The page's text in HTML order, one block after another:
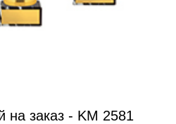
на заказ - KM 2581